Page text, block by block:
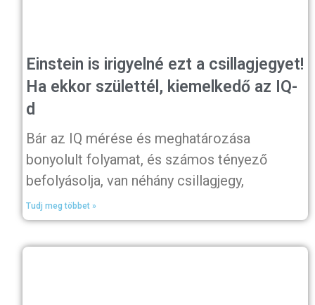
Einstein is irigyelné ezt a csillagjegyet!
Ha ekkor születtél, kiemelkedő az IQ-
d
Bár az IQ mérése és meghatározása
bonyolult folyamat, és számos tényező
befolyásolja, van néhány csillagjegy,
Tudj meg többet »